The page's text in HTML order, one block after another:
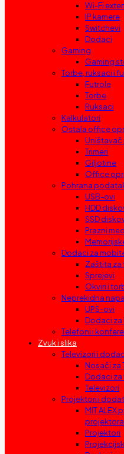
Wi-Fi
IP kamere
Switchevi
Dodaci
Gaming
Gaming
Torbe, ruksaci i
Futrole
Torbe
Ruksaci
Kalkulatori
Ostala office
Uništavač
Trimeri
Giljotine
Office
Pohrana
USB-ovi
HDD
SSD
Prazni
Dodaci za
Zaštita
Sprejevi
Okviri i
Neprekidna
UPS-ovi
Dodaci za
Telefoni i
Zvuk i slika
Televizori i
Nosači za
Dodaci
Televizori
Projektori i
MIT ALEX
projektora
Projektori